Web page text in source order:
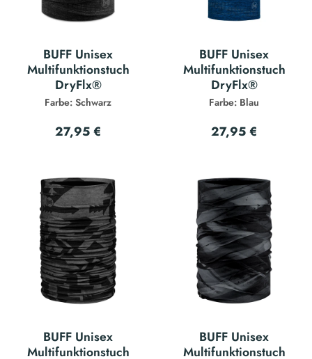
BUFF Unisex
Multifunktionstuch
DryFlx®
Farbe: Schwarz
27,95 €
BUFF Unisex
Multifunktionstuch
DryFlx®
Farbe: Blau
27,95 €
BUFF Unisex
Multifunktionstuch
BUFF Unisex
Multifunktionstuch